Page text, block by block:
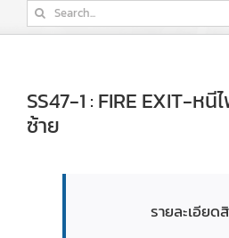
Search
for:
SS47-1 : FIRE EXIT-ห
ซ้าย
รายละเอียด